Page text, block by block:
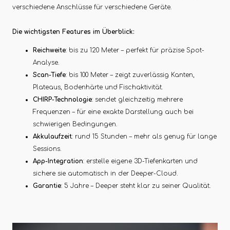
verschiedene Anschlüsse für verschiedene Geräte.
Die wichtigsten Features im Überblick:
Reichweite: bis zu 120 Meter – perfekt für präzise Spot-
Analyse.
Scan-Tiefe: bis 100 Meter – zeigt zuverlässig Kanten,
Plateaus, Bodenhärte und Fischaktivität.
CHIRP-Technologie: sendet gleichzeitig mehrere
Frequenzen – für eine exakte Darstellung auch bei
schwierigen Bedingungen.
Akkulaufzeit: rund 15 Stunden – mehr als genug für lange
Sessions.
App-Integration: erstelle eigene 3D-Tiefenkarten und
sichere sie automatisch in der Deeper-Cloud.
Garantie: 5 Jahre – Deeper steht klar zu seiner Qualität.